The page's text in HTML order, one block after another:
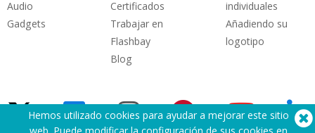
Audio
Gadgets
Certificados
Trabajar en
Flashbay
Blog
individuales
Añadiendo su
logotipo
Hemos utilizado cookies para ayudar a mejorar este sitio